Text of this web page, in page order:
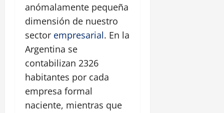
anómalamente pequeña
dimensión de nuestro
sector empresarial. En la
Argentina se
contabilizan 2326
habitantes por cada
empresa formal
naciente, mientras que